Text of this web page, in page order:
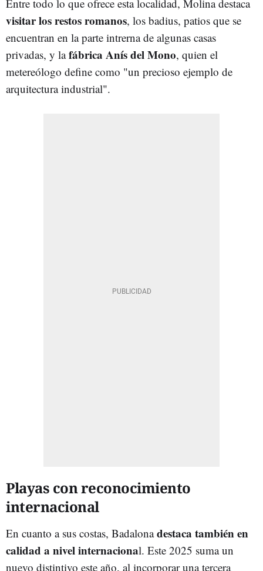
Entre todo lo que ofrece esta localidad, Molina destaca
visitar los restos romanos, los badius, patios que se
encuentran en la parte intrerna de algunas casas
privadas, y lafábrica Anís del Mono, quien el
metereólogo define como "un precioso ejemplo de
arquitectura industrial".
Playas con reconocimiento
internacional
En cuanto a sus costas, Badalonadestaca también en
calidad a nivel internacional. Este 2025 suma un
nuevo distintivo este año, al incorporar una tercera